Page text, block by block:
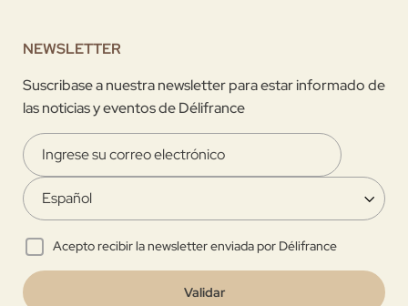
NEWSLETTER
Suscribase a nuestra newsletter para estar informado de
las noticias y eventos de Délifrance
Acepto recibir la newsletter enviada por Délifrance
Validar